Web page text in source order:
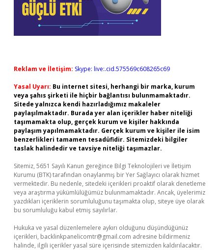
Reklam ve İletişim: Skype: live:.cid.575569c608265c69
Yasal Uyarı: Bu internet sitesi, herhangi bir marka, kurum
veya şahıs şirketi ile hiçbir bağlantısı bulunmamaktadır.
Sitede yalnızca kendi hazırladığımız makaleler
paylaşılmaktadır. Burada yer alan içerikler haber niteliği
taşımamakta olup, gerçek kurum ve kişiler hakkında
paylaşım yapılmamaktadır. Gerçek kurum ve kişiler ile isim
benzerlikleri tamamen tesadüfidir. Sitemizdeki bilgiler
taslak halindedir ve tavsiye niteliği taşımazlar.
Sitemiz, 5651 Sayılı Kanun gereğince Bilgi Teknolojileri ve İletişim
Kurumu (BTK) tarafından onaylanmış bir Yer Sağlayıcı olarak hizmet
vermektedir. Bu nedenle, sitedeki içerikleri proaktif olarak denetleme
veya araştırma yükümlülüğümüz bulunmamaktadır. Ancak, üyelerimiz
yazdıkları içeriklerin sorumluluğunu taşımakta olup, siteye üye olarak
bu sorumluluğu kabul etmiş sayılırlar.
Hukuka ve yasal düzenlemelere aykırı olduğunu düşündüğünüz
içerikleri, backlinkpanelicomtr@gmail.com adresine bildirmeniz
halinde, ilgili içerikler yasal süre içerisinde sitemizden kaldırılacaktır.